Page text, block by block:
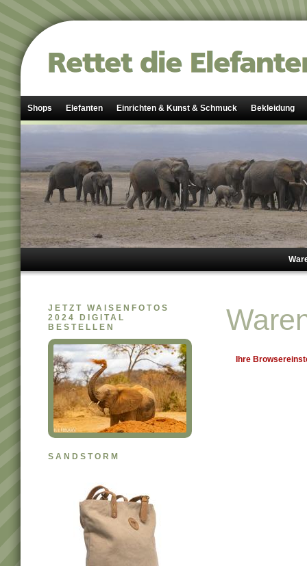
Shops Elefanten Einrichten & Kunst & Schmuck Bekleidung
JETZT WAISENFOTOS
2024 DIGITAL
BESTELLEN
SANDSTORM
Ihre